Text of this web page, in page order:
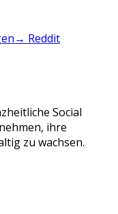
→ Reddit
Social
ihre
zu wachsen.